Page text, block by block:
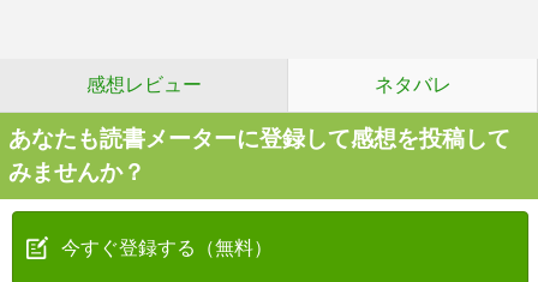
感想レビュー ネタバレ
あなたも読書メーターに登録して感想を投稿して
みませんか？
今すぐ登録する（無料）